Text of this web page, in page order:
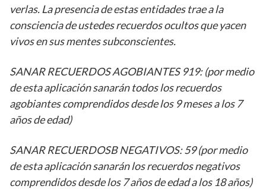
verlas. La presencia de estas entidades trae a la
consciencia de ustedes recuerdos ocultos que yacen
vivos en sus mentes subconscientes.
SANAR RECUERDOS AGOBIANTES 919: (por medio
de esta aplicación sanarán todos los recuerdos
agobiantes comprendidos desde los 9 meses a los 7
años de edad)
SANAR RECUERDOSB NEGATIVOS: 59 (por medio
de esta aplicación sanarán los recuerdos negativos
comprendidos desde los 7 años de edad a los 18 años)